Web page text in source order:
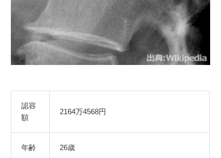
認容
額
2164万4568円
年齢 26歳